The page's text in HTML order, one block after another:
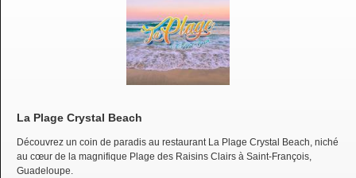
La Plage Crystal Beach
Découvrez un coin de paradis au restaurant La Plage Crystal Beach, niché
au cœur de la magnifique Plage des Raisins Clairs à Saint-François,
Guadeloupe.